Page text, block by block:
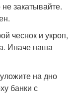
закатывайте.
чеснок и укроп,
Иначе наша
на дно
банки с